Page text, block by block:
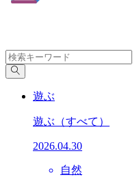
遊ぶ
遊ぶ （すべて）
2026.04.30
自然